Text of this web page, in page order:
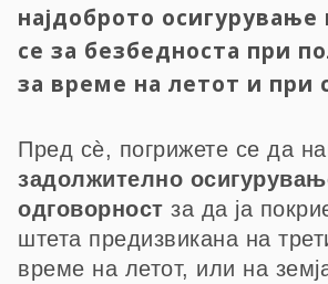
најдоброто
се за безбедноста при
за време на летот и при
Пред сѐ, погрижете се да
задолжително
одговорност за да ја
штета предизвикана на
време на летот, или на